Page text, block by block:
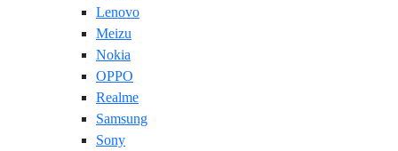
Lenovo
Meizu
Nokia
OPPO
Realme
Samsung
Sony